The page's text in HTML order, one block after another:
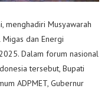
menghadiri Musyawarah
dan Energi
Dalam forum nasional
tersebut, Bupati
ADPMET, Gubernur